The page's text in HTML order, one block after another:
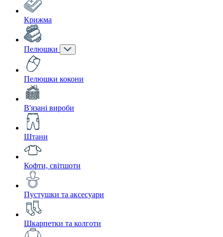
Крижма
Пелюшки
Пелюшки кокони
В'язані вироби
Штани
Кофти, світшоти
Пустушки та аксесуари
Шкарпетки та колготи